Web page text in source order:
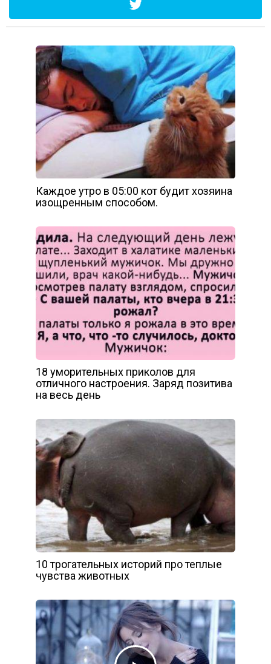
Каждое утро в 05:00 кот будит хозяина
изощренным способом.
18 уморительных приколов для
отличного настроения. Заряд позитива
на весь день
10 трогательных историй про теплые
чувства животных